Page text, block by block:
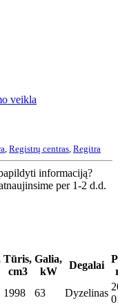
veikla
Registrų centras Regitra
informaciją?
per 1-2 d.d.
Tūris,
cm3
Galia,
kW
Degalai
1998 63 Dyzelinas